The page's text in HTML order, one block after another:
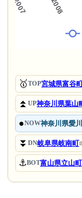
🥇TOP宮城県富谷
⏫UP神奈川県葉山
●NOW神奈川県愛
⏬DN岐阜県岐南町
⚓BOT富山県立山町